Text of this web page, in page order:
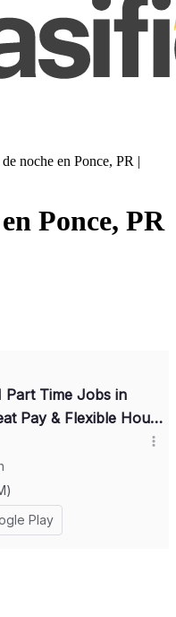
noche en Ponce, PR |
Ponce, PR